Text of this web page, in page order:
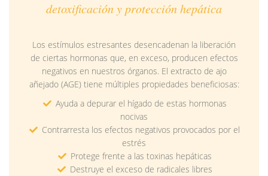
detoxificación y protección hepática
Los estímulos estresantes desencadenan la liberación
de ciertas hormonas que, en exceso, producen efectos
negativos en nuestros órganos. El extracto de ajo
añejado (AGE) tiene múltiples propiedades beneficiosas:
Ayuda a depurar el hígado de estas hormonas
nocivas
Contrarresta los efectos negativos provocados por el
estrés
Protege frente a las toxinas hepáticas
Destruye el exceso de radicales libres